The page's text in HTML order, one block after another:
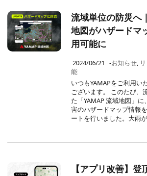
流域単位の防災へ
地図がハザードマ
用可能に
2024/06/21 -お知らせ,
能
いつもYAMAPをご利用い
ございます。 このたび、
た「YAMAP 流域地図」
害のハザードマップ情報
ートを行いました。大雨
【アプリ改善】